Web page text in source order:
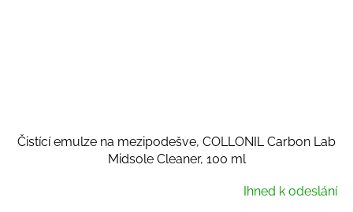
Čistící emulze na mezipodešve, COLLONIL Carbon Lab
Midsole Cleaner, 100 ml
Ihned k odeslání